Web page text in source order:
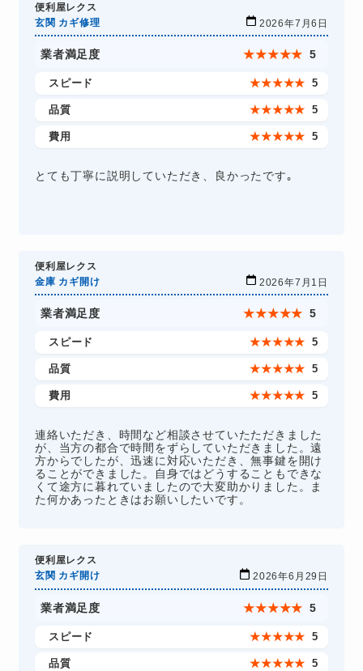
便利屋レクス
玄関 カギ修理
2026年7月6日
業者満足度 ★★★★★ 5
スピード ★★★★★ 5
品質 ★★★★★ 5
費用 ★★★★★ 5
とても丁寧に説明していただき、良かったです｡
便利屋レクス
金庫 カギ開け
2026年7月1日
業者満足度 ★★★★★ 5
スピード ★★★★★ 5
品質 ★★★★★ 5
費用 ★★★★★ 5
連絡いただき、時間など相談させていたただきました
が、当方の都合で時間をずらしていただきました。遠
方からでしたが、迅速に対応いただき、無事鍵を開け
ることができました。自身ではどうすることもできな
くて途方に暮れていましたので大変助かりました。ま
た何かあったときはお願いしたいです。
便利屋レクス
玄関 カギ開け
2026年6月29日
業者満足度 ★★★★★ 5
スピード ★★★★★ 5
品質 ★★★★★ 5